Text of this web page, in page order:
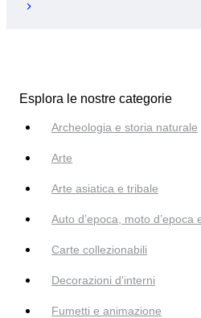
Esplora le nostre categorie
Archeologia e storia naturale
Arte
Arte asiatica e tribale
Auto d’epoca, moto d’epoca
Carte collezionabili
Decorazioni d'interni
Fumetti e animazione